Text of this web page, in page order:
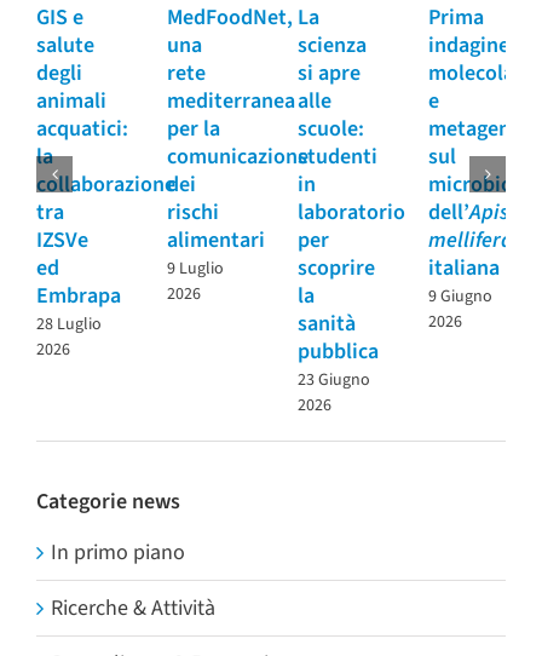
GIS e
salute
degli
animali
acquatici:
la
collaborazione
tra
IZSVe
ed
Embrapa
28 Luglio
2026
MedFoodNet,
una
rete
mediterranea
per la
comunicazione
dei
rischi
alimentari
9 Luglio
2026
La
scienza
si apre
alle
scuole:
studenti
in
laboratorio
per
scoprire
la
sanità
pubblica
23 Giugno
2026
Prima
indagine
molecolare
e
sul
microbioma
dell’Apis
mellifera
italiana
9 Giugno
2026
Categorie news
In primo piano
Ricerche & Attività